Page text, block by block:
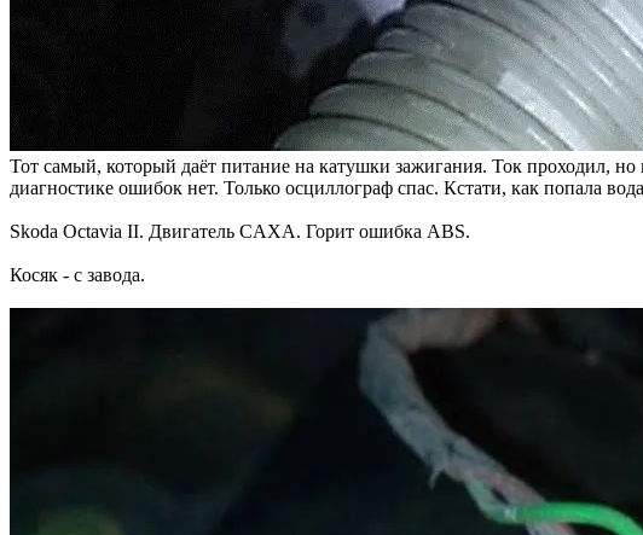
Тот самый, который даёт питание на катушки зажигания. Ток проходил,
диагностике ошибок нет. Только осциллограф спас. Кстати, как попала
Skoda Octavia II. Двигатель CAXA. Горит ошибка ABS.
Косяк - с завода.